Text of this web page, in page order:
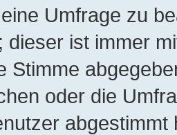
Umfrage zu
dieser ist immer
Stimme
oder die